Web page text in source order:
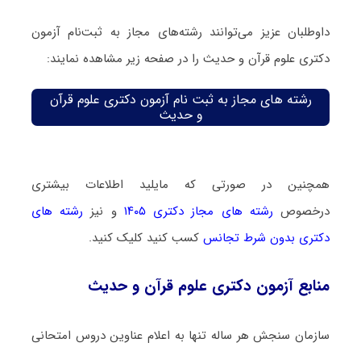
داوطلبان عزیز می‌توانند رشته‌های مجاز به ثبت‌نام آزمون
دکتری علوم قرآن و حدیث را در صفحه زیر مشاهده نمایند:
رشته های مجاز به ثبت نام آزمون دکتری علوم قرآن
و حدیث
همچنین در صورتی که مایلید اطلاعات بیشتری
درخصوص رشته های مجاز دکتری ۱۴۰۵ و نیز رشته های
دکتری بدون شرط تجانسکسب کنید کلیک کنید.
منابع آزمون دکتری علوم قرآن و حدیث
سازمان سنجش هر ساله تنها به اعلام عناوین دروس امتحانی